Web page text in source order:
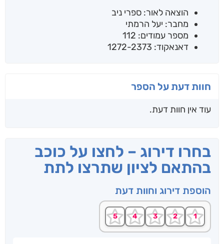
הוצאה לאור: ספרי ניב
מחבר: יעל הרמתי
מספר עמודים: 112
דאנאקוד: 1272-2373
חוות דעת על הספר
עוד אין חוות דעת.
בחרו דירוג – לחצו על כוכב
בהתאם לציון שתרצו לתת
הוספת דירוג וחוות דעת